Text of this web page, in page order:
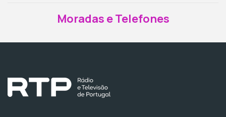
Moradas e Telefones